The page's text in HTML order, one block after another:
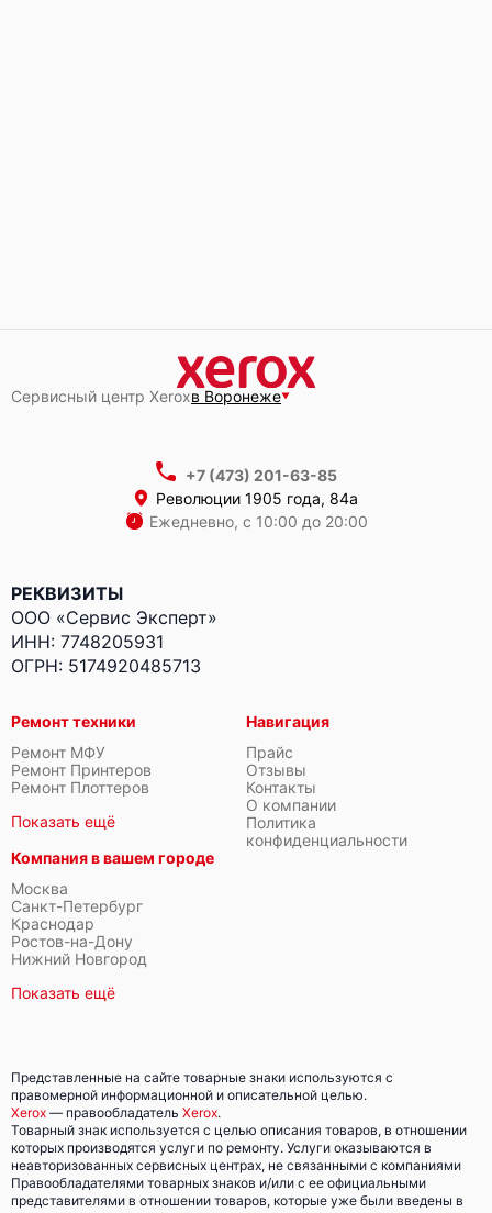
Сервисный центр Xeroxв Воронеже
+7 (473) 201-63-85
Революции 1905 года, 84а
Ежедневно, с 10:00 до 20:00
РЕКВИЗИТЫ
ООО «Сервис Эксперт»
ИНН: 7748205931
ОГРН: 5174920485713
Ремонт техники
Ремонт МФУ
Ремонт Принтеров
Ремонт Плоттеров
Показать ещё
Компания в вашем городе
Москва
Санкт-Петербург
Краснодар
Ростов-на-Дону
Нижний Новгород
Показать ещё
Навигация
Прайс
Отзывы
Контакты
О компании
Политика
конфиденциальности
Представленные на сайте товарные знаки используются с
правомерной информационной и описательной целью.
Xerox — правообладатель Xerox.
Товарный знак используется с целью описания товаров, в отношении
которых производятся услуги по ремонту. Услуги оказываются в
неавторизованных сервисных центрах, не связанными с компаниями
Правообладателями товарных знаков и/или с ее официальными
представителями в отношении товаров, которые уже были введены в